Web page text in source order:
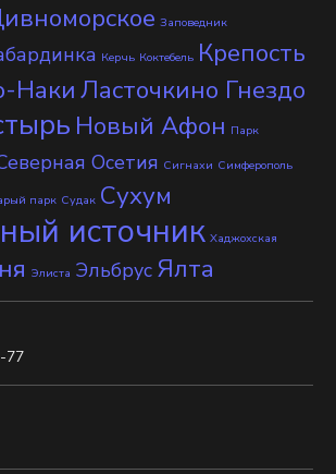
Заповедник
Керчь Коктебель Крепость
НакиЛасточкино Гнездо
Новый Афон Парк
Осетия Сигнахи Симферополь
парк Судак Сухум
источник Хаджохская
Элиста Эльбрус Ялта
77